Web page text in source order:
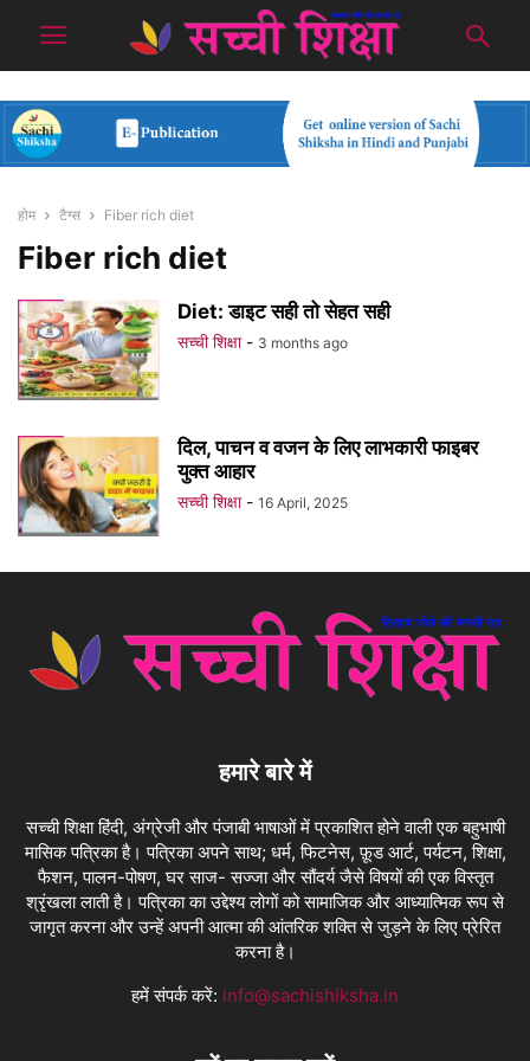
होम टैग्स Fiber rich diet
Fiber rich diet
Diet: डाइट सही तो सेहत सही
सच्ची शिक्षा - 3 months ago
दिल, पाचन व वजन के लिए लाभकारी फाइबर
युक्त आहार
सच्ची शिक्षा - 16 April, 2025
हमारे बारे में
सच्ची शिक्षा हिंदी, अंग्रेजी और पंजाबी भाषाओं में प्रकाशित होने वाली एक बहुभाषी
मासिक पत्रिका है। पत्रिका अपने साथ; धर्म, फिटनेस, फ़ूड आर्ट, पर्यटन, शिक्षा,
फैशन, पालन-पोषण, घर साज- सज्जा और सौंदर्य जैसे विषयों की एक विस्तृत
श्रृंखला लाती है। पत्रिका का उद्देश्य लोगों को सामाजिक और आध्यात्मिक रूप से
जागृत करना और उन्हें अपनी आत्मा की आंतरिक शक्ति से जुड़ने के लिए प्रेरित
करना है।
हमें संपर्क करें: info@sachishiksha.in